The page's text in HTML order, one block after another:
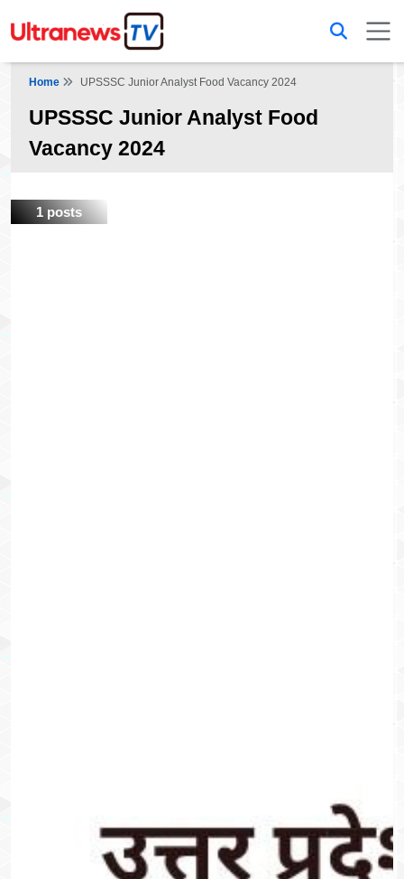
Home UPSSSC Junior Analyst Food Vacancy 2024
UPSSSC Junior Analyst Food
Vacancy 2024
1 posts